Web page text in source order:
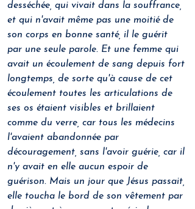
desséchée, qui vivait dans la souffrance,
et qui n'avait même pas une moitié de
son corps en bonne santé, il le guérit
par une seule parole. Et une femme qui
avait un écoulement de sang depuis fort
longtemps, de sorte qu'à cause de cet
écoulement toutes les articulations de
ses os étaient visibles et brillaient
comme du verre, car tous les médecins
l'avaient abandonnée par
découragement, sans l'avoir guérie, car il
n'y avait en elle aucun espoir de
guérison. Mais un jour que Jésus passait,
elle toucha le bord de son vêtement par